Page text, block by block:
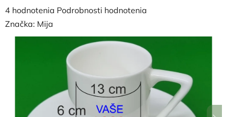
Priemerné
hodnotenie
produktu
hviezdičiek.
4 hodnotenia Podrobnosti hodnotenia
Značka: Mija